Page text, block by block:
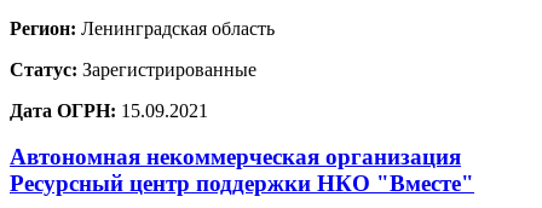
Регион: Ленинградская область
Статус: Зарегистрированные
Дата ОГРН: 15.09.2021
Автономная некоммерческая организация
Ресурсный центр поддержки НКО "Вместе"